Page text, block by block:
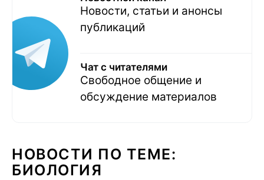
Новости, статьи и анонсы
публикаций
Чат с читателями
Свободное общение и
обсуждение материалов
НОВОСТИ ПО ТЕМЕ:
БИОЛОГИЯ